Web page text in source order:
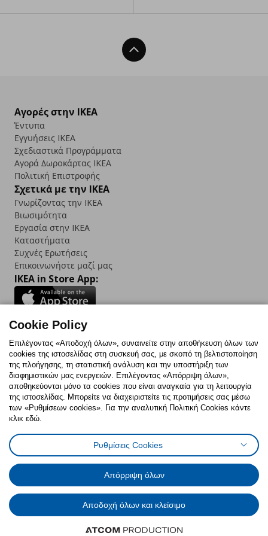
Back To Top
Αγορές στην IKEA
Έντυπα
Εγγυήσεις IKEA
Σχεδιαστικά Προγράμματα
Αγορά Δωρoκάρτας IKEA
Πολιτική Επιστροφής
Σχετικά με την IKEA
Γνωρίζοντας την IKEA
Βιωσιμότητα
Εργασία στην IKEA
Καταστήματα
Συχνές Ερωτήσεις
Επικοινωνήστε μαζί μας
IKEA in Store App:
Follow us:
FacebookInstagram
TikTokYoutubePinterestTwitter
Πολιτική CookiesΔήλωση ψηφιακής προσβασιμότητας
Ρυθμίσεις cookiesΌροι Χρήσης
Γενική Πολιτική Προσωπικών Δεδομένων
Πολιτική Προσωπικών Δεδομένων για ΙΚΕΑ.gr
Κώδικας Καταναλωτικής Δεοντολογίας
© Inter-IKEA Systems B.V. 1999 - 2025
Cookie Policy
Επιλέγοντας «Αποδοχή όλων», συναινείτε στην αποθήκευση όλων των
cookies της ιστοσελίδας στη συσκευή σας, με σκοπό τη βελτιστοποίηση
της πλοήγησης, τη στατιστική ανάλυση και την υποστήριξη των
διαφημιστικών μας ενεργειών. Επιλέγοντας «Απόρριψη όλων»,
αποθηκεύονται μόνο τα cookies που είναι αναγκαία για τη λειτουργία
της ιστοσελίδας. Μπορείτε να διαχειριστείτε τις προτιμήσεις σας μέσω
των «Ρυθμίσεων cookies». Για την αναλυτική Πολιτική Cookies κάντε
κλικ εδώ.
Ρυθμίσεις Cookies
Απόρριψη όλων
Αποδοχή όλων και κλείσιμο